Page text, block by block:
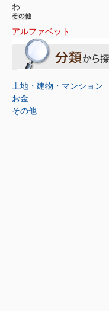
わ
アルファベット
土地・建物・マンション
お金
その他